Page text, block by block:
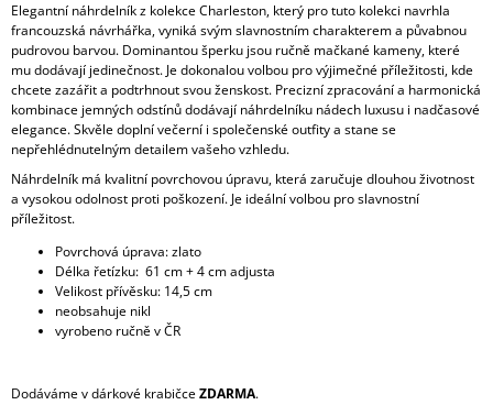
Elegantní náhrdelník z kolekce Charleston, který pro tuto kolekci navrhla
francouzská návrhářka, vyniká svým slavnostním charakterem a půvabnou
pudrovou barvou. Dominantou šperku jsou ručně mačkané kameny, které
mu dodávají jedinečnost. Je dokonalou volbou pro výjimečné příležitosti, kde
chcete zazářit a podtrhnout svou ženskost. Precizní zpracování a harmonická
kombinace jemných odstínů dodávají náhrdelníku nádech luxusu i nadčasové
elegance. Skvěle doplní večerní i společenské outfity a stane se
nepřehlédnutelným detailem vašeho vzhledu.
Náhrdelník má kvalitní povrchovou úpravu, která zaručuje dlouhou životnost
a vysokou odolnost proti poškození. Je ideální volbou pro slavnostní
příležitost.
Povrchová úprava: zlato
Délka řetízku: 61 cm + 4 cm adjusta
Velikost přívěsku: 14,5 cm
neobsahuje nikl
vyrobeno ručně v ČR
Dodáváme v dárkové krabičceZDARMA.